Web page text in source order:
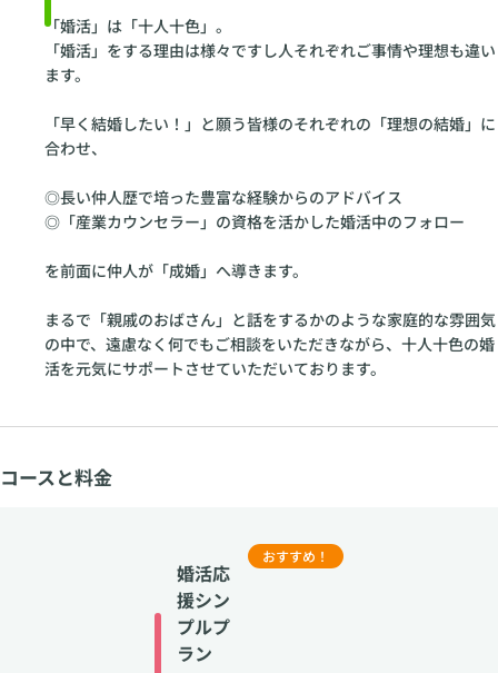
「婚活」は「十人十色」。
「婚活」をする理由は様々ですし人それぞれご事情や理想も違い
ます。
「早く結婚したい！」と願う皆様のそれぞれの「理想の結婚」に
合わせ、
◎長い仲人歴で培った豊富な経験からのアドバイス
◎「産業カウンセラー」の資格を活かした婚活中のフォロー
を前面に仲人が「成婚」へ導きます。
まるで「親戚のおばさん」と話をするかのような家庭的な雰囲気
の中で、遠慮なく何でもご相談をいただきながら、十人十色の婚
活を元気にサポートさせていただいております。
コースと料金
婚活応
援シン
プルプ
ラン
おすすめ！